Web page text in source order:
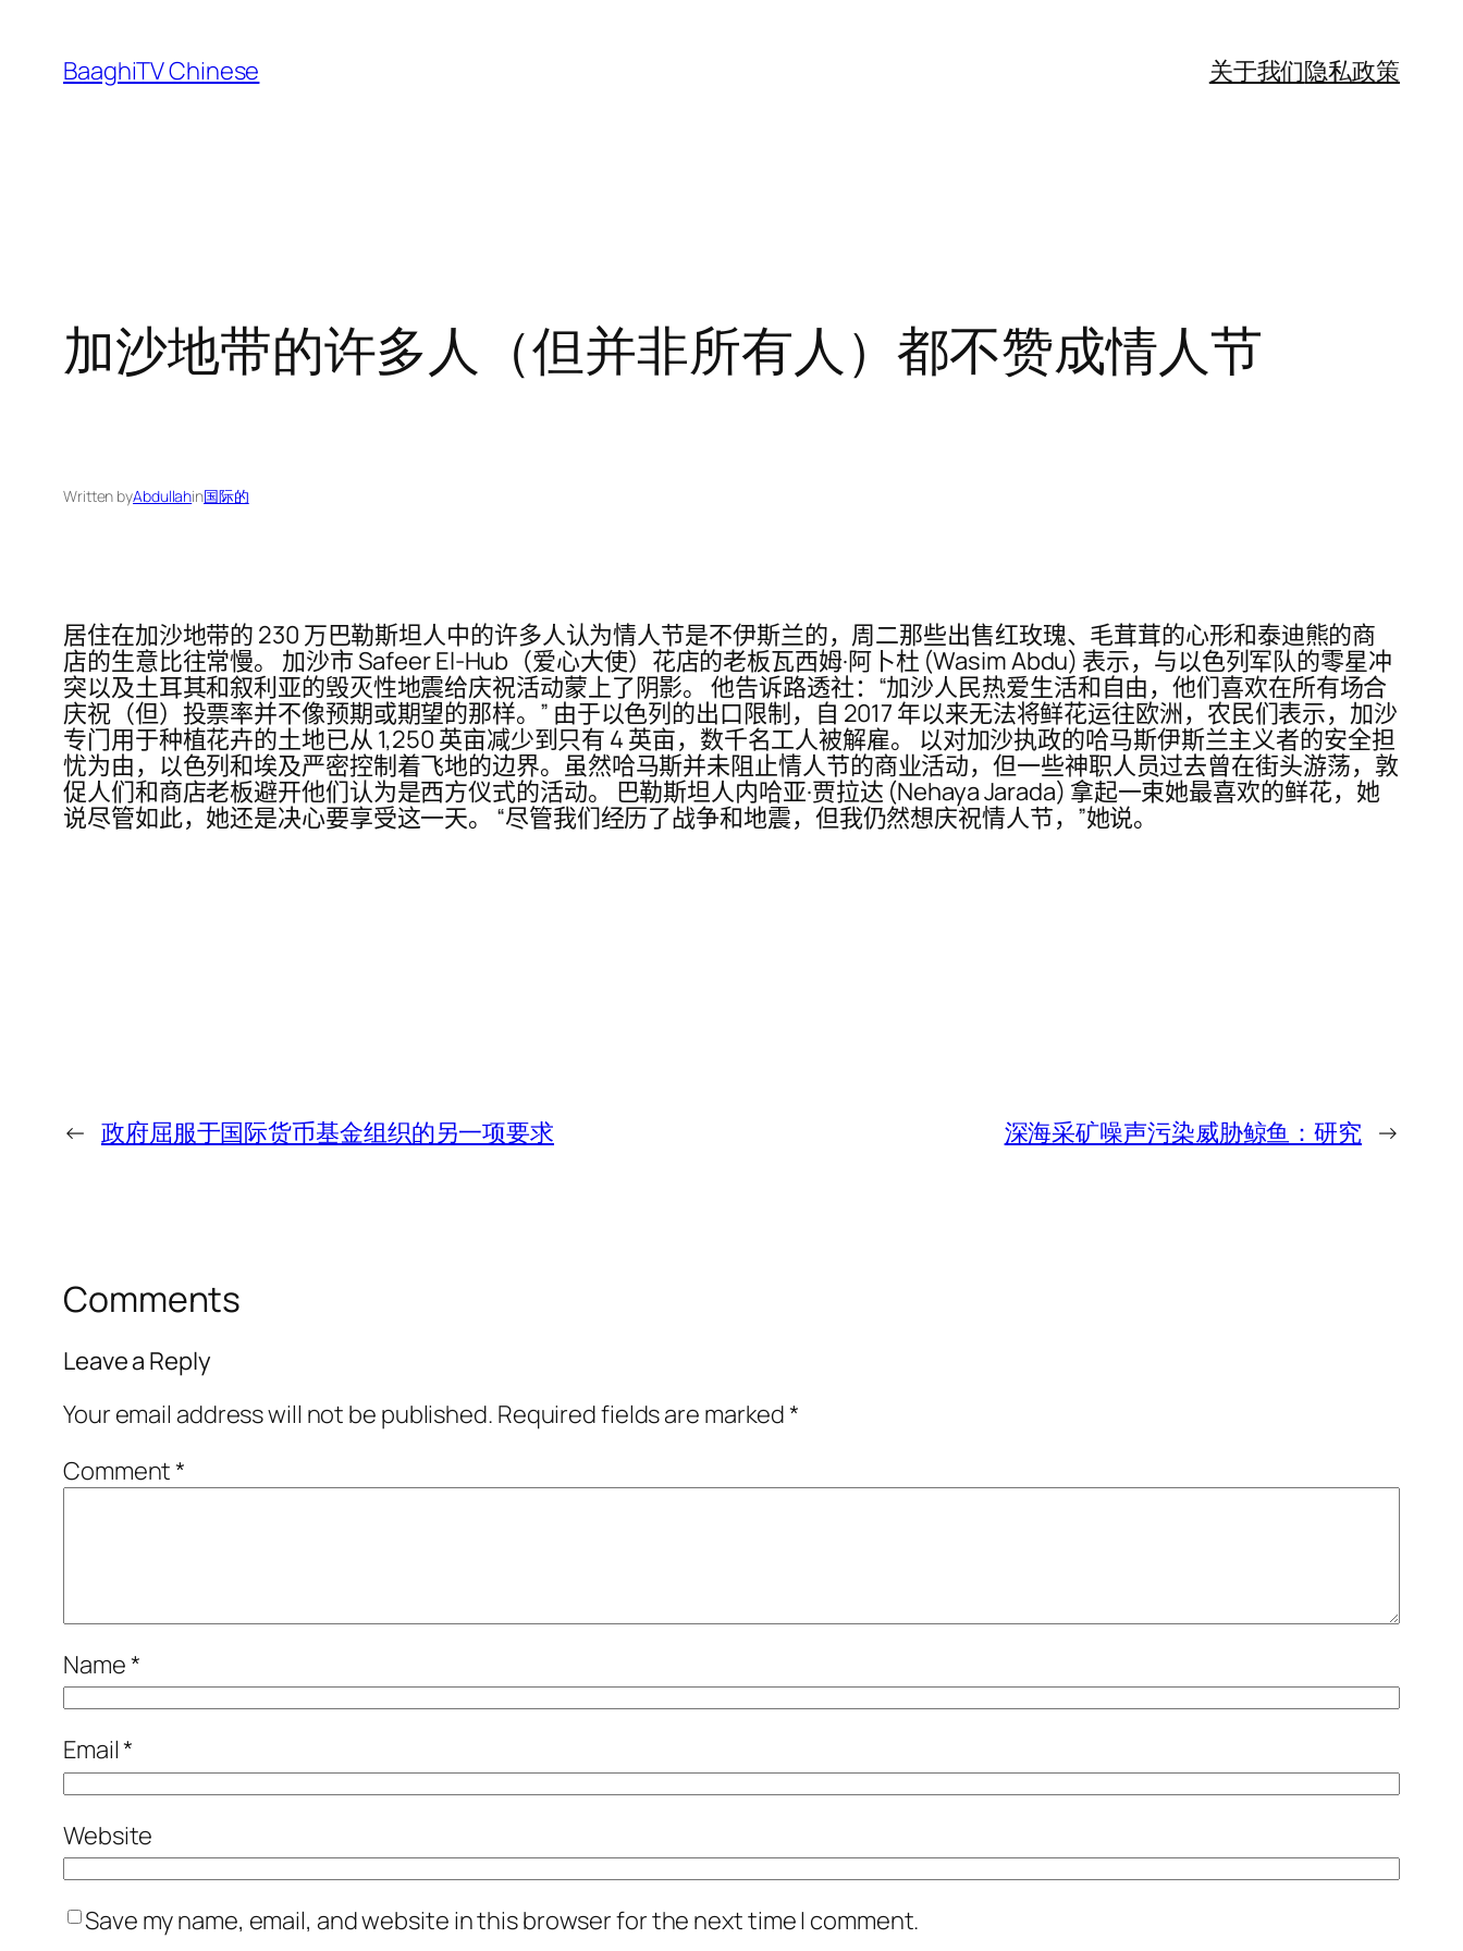
content
BaaghiTV Chinese 关于我们隐私政策
加沙地带的许多人（但并非所有人）都不赞成情人节
Written byAbdullahin国际的
居住在加沙地带的 230 万巴勒斯坦人中的许多人认为情人节是不伊斯兰的，周二那些出售红玫瑰、毛茸茸的心形和泰迪熊的商
店的生意比往常慢。 加沙市 Safeer El-Hub（爱心大使）花店的老板瓦西姆·阿卜杜 (Wasim Abdu) 表示，与以色列军队的零星冲
突以及土耳其和叙利亚的毁灭性地震给庆祝活动蒙上了阴影。 他告诉路透社：“加沙人民热爱生活和自由，他们喜欢在所有场合
庆祝（但）投票率并不像预期或期望的那样。” 由于以色列的出口限制，自 2017 年以来无法将鲜花运往欧洲，农民们表示，加沙
专门用于种植花卉的土地已从 1,250 英亩减少到只有 4 英亩，数千名工人被解雇。 以对加沙执政的哈马斯伊斯兰主义者的安全担
忧为由，以色列和埃及严密控制着飞地的边界。虽然哈马斯并未阻止情人节的商业活动，但一些神职人员过去曾在街头游荡，敦
促人们和商店老板避开他们认为是西方仪式的活动。 巴勒斯坦人内哈亚·贾拉达 (Nehaya Jarada) 拿起一束她最喜欢的鲜花，她
说尽管如此，她还是决心要享受这一天。 “尽管我们经历了战争和地震，但我仍然想庆祝情人节，”她说。
← 政府屈服于国际货币基金组织的另一项要求 深海采矿噪声污染威胁鲸鱼：研究 →
Comments
Leave a Reply
Your email address will not be published. Required fields are marked*
Comment*
Name*
Email*
Website
Save my name, email, and website in this browser for the next time I comment.